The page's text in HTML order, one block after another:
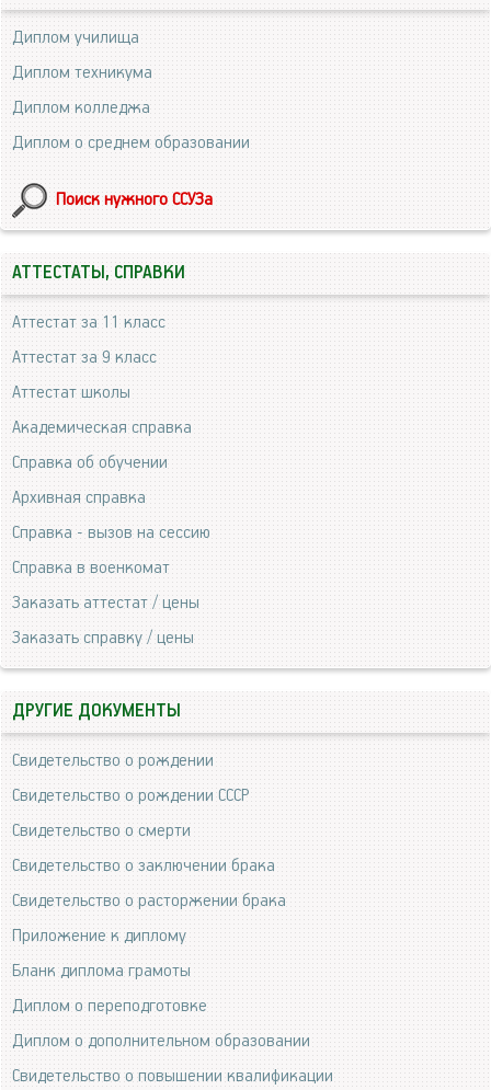
Диплом училища
Диплом техникума
Диплом колледжа
Диплом о среднем образовании
Поиск нужного ССУЗа
АТТЕСТАТЫ, СПРАВКИ
Аттестат за 11 класс
Аттестат за 9 класс
Аттестат школы
Академическая справка
Справка об обучении
Архивная справка
Справка - вызов на сессию
Справка в военкомат
Заказать аттестат / цены
Заказать справку / цены
ДРУГИЕ ДОКУМЕНТЫ
Свидетельство о рождении
Свидетельство о рождении СССР
Свидетельство о смерти
Свидетельство о заключении брака
Свидетельство о расторжении брака
Приложение к диплому
Бланк диплома грамоты
Диплом о переподготовке
Диплом о дополнительном образовании
Свидетельство о повышении квалификации